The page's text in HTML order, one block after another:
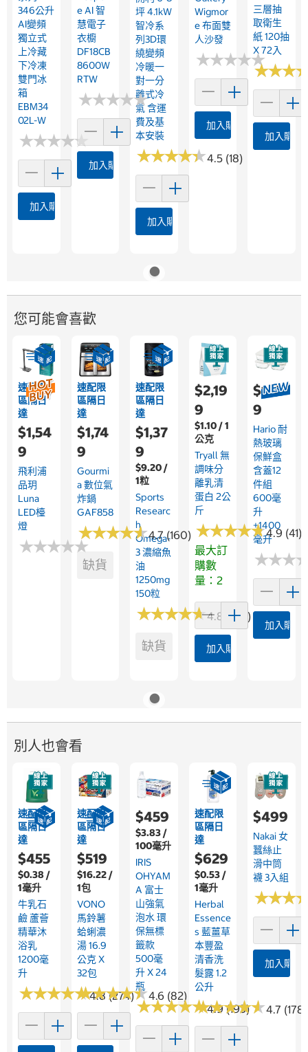
346公升
AI變頻
獨立式
上冷藏
下冷凍
雙門冰
箱
EBM34
02L-W
★★★★★
★★★★★
加入購物車
E AI 智
慧電子
衣櫥
DF18CB
8600W
RTW
★★★★★
★★★★★
加入購物車
坪 4.1kW
智冷系
列3D環
繞變頻
冷暖一
對一分
離式冷
氣 含運
費及基
本安裝
★★★★★
★★★★★4.5 (18)
加入購物車
Wigmor
E 布面雙
人沙發
★★★★★
★★★★★
加入購物車
三層抽
取衛生
紙 120抽
X 72入
★★★
★★★
加入購物
您可能會喜歡
速配限
區隔日
達
$1,54
9
飛利浦
品玥
Luna
LED檯
燈
★★★★★
★★★★★
速配限
區隔日
達
$1,74
9
Gourmi
A 數位氣
炸鍋
GAF858
★★★★★
★★★★★4.7 (160)
缺貨
速配限
區隔日
達
$1,37
9
$9.20 /
1粒
Sports
Researc
H
Omega-
3 濃縮魚
油
1250mg
150粒
★★★★★
★★★★★4.8 (357)
缺貨
$2,19
9
$1.10 / 1
公克
Tryall 無
調味分
離乳清
蛋白 2公
斤
★★★★★
★★★★★4.9 (41)
最大訂
購數
量：2
加入購物車
$1,17
9
Hario 耐
熱玻璃
保鮮盒
含蓋12
件組
600毫
升
+1400
毫升
★★★
★★★
加入購物
別人也會看
速配限
區隔日
達
$455
$0.38 /
1毫升
牛乳石
鹼 蘆薈
精華沐
浴乳
1200毫
升
★★★★★
★★★★★4.8 (274)
速配限
區隔日
達
$519
$16.22 /
1包
VONO
馬鈴薯
蛤蜊濃
湯 16.9
公克 X
32包
★★★★★
★★★★★4.6 (82)
$459
$3.83 /
100毫升
IRIS
OHYAM
A 富士
山強氣
泡水 環
保無標
籤款
500毫
升 X 24
瓶
★★★★★
★★★★★4.9 (193)
速配限
區隔日
達
$629
$0.53 /
1毫升
Herbal
Essence
S 藍薑草
本豐盈
清香洗
髮露 1.2
公升
★★★★★
★★★★★4.7 (178)
$499
Nakai 女
蠶絲止
滑中筒
襪 3入組
★★★
★★★
加入購物